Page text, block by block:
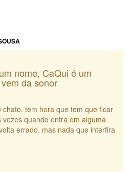
nome, CaQui é um
da sonor
tem hora que tem que ficar
quando entra em alguma
errado. mas nada que interfira